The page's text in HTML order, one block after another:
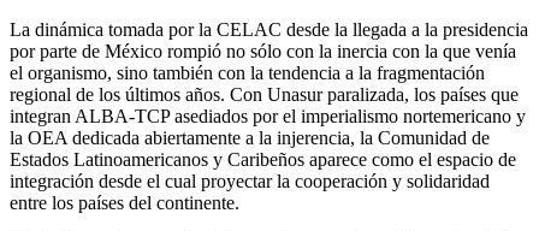
La dinámica tomada por la CELAC desde la llegada a la presidencia
por parte de México rompió no sólo con la inercia con la que venía
el organismo, sino también con la tendencia a la fragmentación
regional de los últimos años. Con Unasur paralizada, los países que
integran ALBA-TCP asediados por el imperialismo nortemericano y
la OEA dedicada abiertamente a la injerencia, la Comunidad de
Estados Latinoamericanos y Caribeños aparece como el espacio de
integración desde el cual proyectar la cooperación y solidaridad
entre los países del continente.